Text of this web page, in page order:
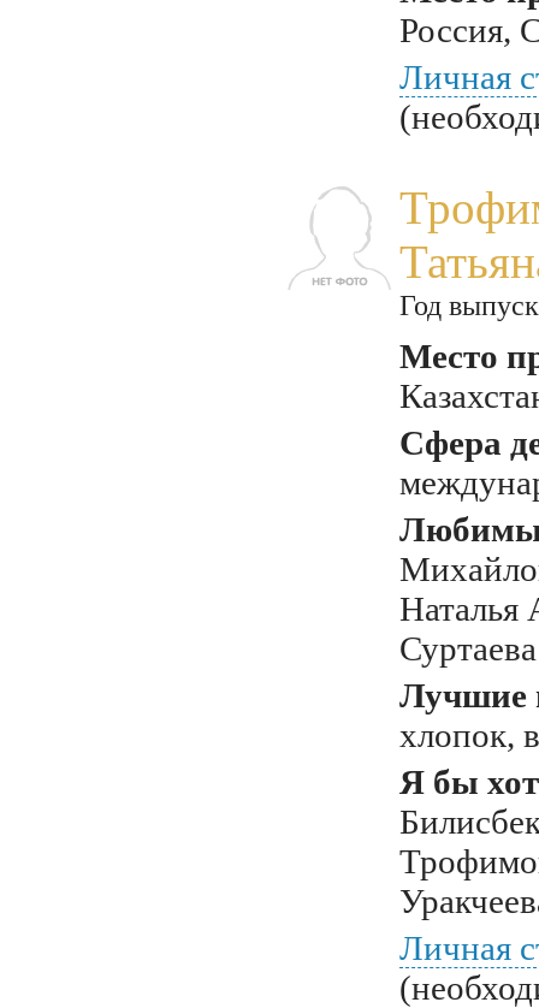
Россия,
Личная
Год
Место
Сфера
Наталья
Суртаева
Лучшие
хлопок,
Я бы
Личная